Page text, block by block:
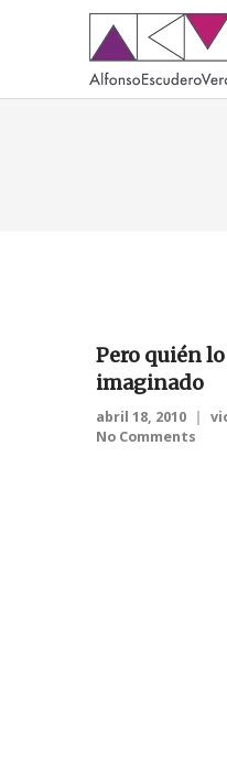
Pero quién
imaginado
abril 18, 2010
No Comments